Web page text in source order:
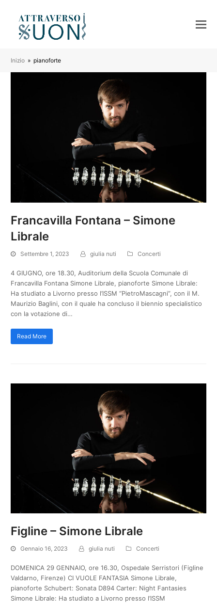
Inizio » pianoforte
Francavilla Fontana – Simone
Librale
Settembre 1, 2023 giulia nuti Concerti
4 GIUGNO, ore 18.30, Auditorium della Scuola Comunale di
Francavilla Fontana Simone Librale, pianoforte Simone Librale:
Ha studiato a Livorno presso l’ISSM “PietroMascagni”, con il M.
Maurizio Baglini, con il quale ha concluso il biennio specialistico
con la votazione di…
Read More
Figline – Simone Librale
Gennaio 16, 2023 giulia nuti Concerti
DOMENICA 29 GENNAIO, ore 16.30, Ospedale Serristori (Figline
Valdarno, Firenze) CI VUOLE FANTASIA Simone Librale,
pianoforte Schubert: Sonata D894 Carter: Night Fantasies
Simone Librale: Ha studiato a Livorno presso l’ISSM